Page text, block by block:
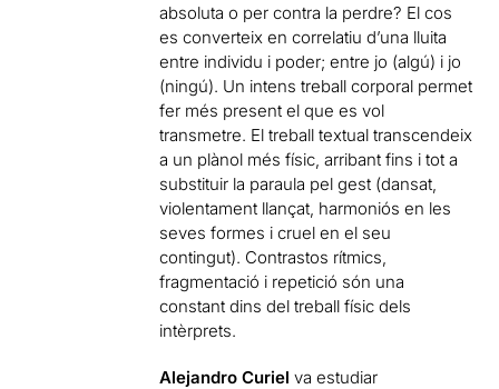
absoluta o per contra la perdre? El cos
es converteix en correlatiu d’una lluita
entre individu i poder; entre jo (algú) i jo
(ningú). Un intens treball corporal permet
fer més present el que es vol
transmetre. El treball textual transcendeix
a un plànol més físic, arribant fins i tot a
substituir la paraula pel gest (dansat,
violentament llançat, harmoniós en les
seves formes i cruel en el seu
contingut). Contrastos rítmics,
fragmentació i repetició són una
constant dins del treball físic dels
intèrprets.
Alejandro Curiel va estudiar